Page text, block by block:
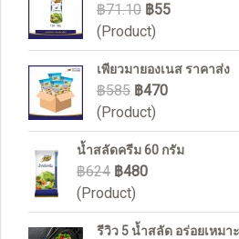
฿71.10 ฿55
(Product)
เพียวมายองเนส ราคาส่ง
฿585 ฿470
(Product)
น้ำสลัดครีม 60 กรัม
฿624 ฿480
(Product)
รีวิว 5 น้ำสลัด อร่อยเหมา